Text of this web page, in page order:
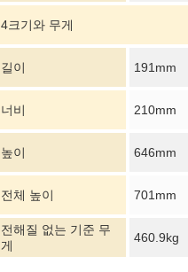
4크기와 무게
길이 191mm
너비 210mm
높이 646mm
전체 높이 701mm
전해질 없는 기준 무
게
460.9kg